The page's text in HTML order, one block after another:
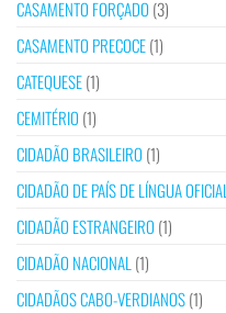
CASAMENTO FORÇADO (3)
CASAMENTO PRECOCE(1)
CATEQUESE(1)
CEMITÉRIO (1)
CIDADÃO BRASILEIRO (1)
CIDADÃO DE PAÍS DE LÍNGUA
CIDADÃO ESTRANGEIRO (1)
CIDADÃO NACIONAL(1)
CIDADÃOS CABO-VERDIANOS(1)